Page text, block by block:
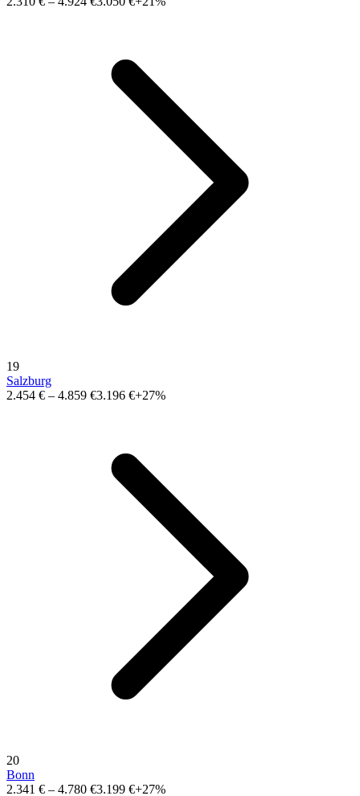
19
Salzburg
2.454 € – 4.859 €3.196 €+27%
20
Bonn
2.341 € – 4.780 €3.199 €+27%